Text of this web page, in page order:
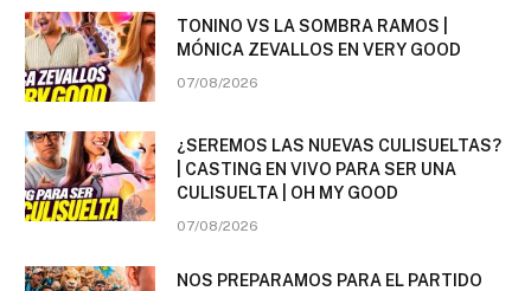
TONINO VS LA SOMBRA RAMOS |
MÓNICA ZEVALLOS EN VERY GOOD
07/08/2026
¿SEREMOS LAS NUEVAS CULISUELTAS?
| CASTING EN VIVO PARA SER UNA
CULISUELTA | OH MY GOOD
07/08/2026
NOS PREPARAMOS PARA EL PARTIDO